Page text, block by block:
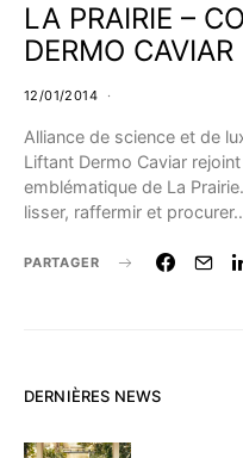
LA PRAIRIE –
DERMO CAVIAR
12/01/2014
Alliance de science et de
Liftant Dermo Caviar
emblématique de La
lisser, raffermir et
PARTAGER
DERNIÈRES NEWS